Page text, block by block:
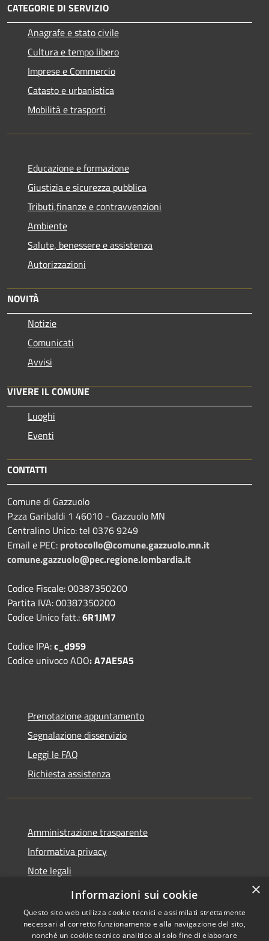
CATEGORIE DI SERVIZIO
Anagrafe e stato civile
Cultura e tempo libero
Imprese e Commercio
Catasto e urbanistica
Mobilità e trasporti
Educazione e formazione
Giustizia e sicurezza pubblica
Tributi,finanze e contravvenzioni
Ambiente
Salute, benessere e assistenza
Autorizzazioni
NOVITÀ
Notizie
Comunicati
Avvisi
VIVERE IL COMUNE
Luoghi
Eventi
CONTATTI
Comune di Gazzuolo
P.zza Garibaldi 1 46010 - Gazzuolo MN
Centralino Unico: tel 0376 9249
Email e PEC: protocollo@comune.gazzuolo.mn.it
comune.gazzuolo@pec.regione.lombardia.it
Codice Fiscale: 00387350200
Partita IVA: 00387350200
Codice Unico fatt.:6R1JM7
Codice IPA:c_d959
Codice univoco AOO: A7AE5A5
Prenotazione appuntamento
Segnalazione disservizio
Leggi le FAQ
Richiesta assistenza
Amministrazione trasparente
Informativa privacy
Note legali
Dichiarazione di accessibilità
×
Informazioni sui cookie
Questo sito web utilizza cookie tecnici e assimilati strettamente
necessari al corretto funzionamento e alla navigazione del sito,
nonché un cookie tecnico analitico al solo fine di elaborare